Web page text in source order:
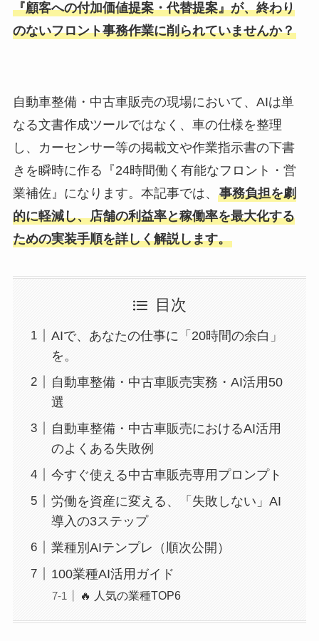
『顧客への付加価値提案・代替提案』が、終わり
のないフロント事務作業に削られていませんか？
自動車整備・中古車販売の現場において、AIは単
なる文書作成ツールではなく、車の仕様を整理
し、カーセンサー等の掲載文や作業指示書の下書
きを瞬時に作る『24時間働く有能なフロント・営
業補佐』になります。本記事では、 事務負担を劇
的に軽減し、店舗の利益率と稼働率を最大化する
ための実装手順を詳しく解説します。
目次
AIで、あなたの仕事に「20時間の余白」
を。
自動車整備・中古車販売実務・AI活用50
選
自動車整備・中古車販売におけるAI活用
のよくある失敗例
今すぐ使える中古車販売専用プロンプト
労働を資産に変える、「失敗しない」AI
導入の3ステップ
業種別AIテンプレ（順次公開）
100業種AI活用ガイド
🔥 人気の業種TOP6